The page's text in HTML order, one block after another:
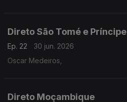
Direto São Tomé e Príncipe
Ep. 22
30 jun. 2026
Oscar Medeiros,
Direto Moçambique